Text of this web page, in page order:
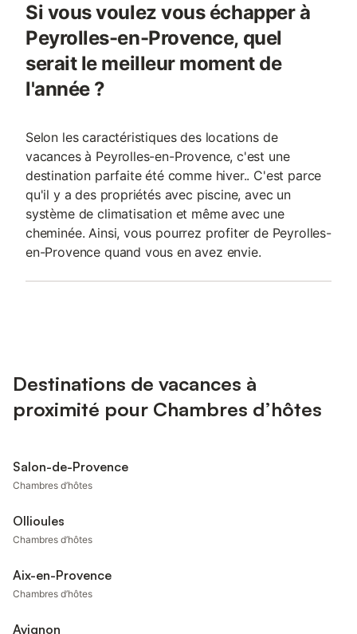
Si vous voulez vous échapper à
Peyrolles-en-Provence, quel
serait le meilleur moment de
l'année ?
Selon les caractéristiques des locations de
vacances à Peyrolles-en-Provence, c'est une
destination parfaite été comme hiver.. C'est parce
qu'il y a des propriétés avec piscine, avec un
système de climatisation et même avec une
cheminée. Ainsi, vous pourrez profiter de Peyrolles-
en-Provence quand vous en avez envie.
Destinations de vacances à
proximité pour Chambres d’hôtes
Salon-de-Provence
Chambres d’hôtes
Ollioules
Chambres d’hôtes
Aix-en-Provence
Chambres d’hôtes
Avignon